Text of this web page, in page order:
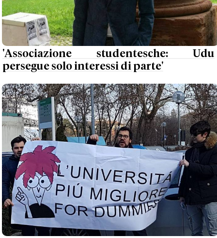
'Associazione studentesche: Udu
persegue solo interessi di parte'